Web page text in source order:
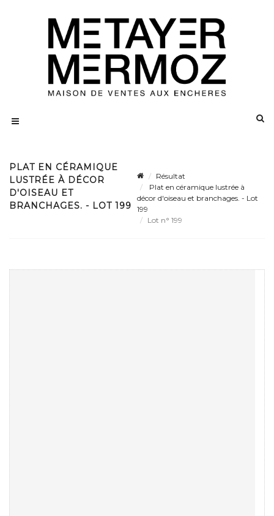
PLAT EN CÉRAMIQUE
LUSTRÉE À DÉCOR
D'OISEAU ET
BRANCHAGES. - LOT 199
Résultat
Plat en céramique lustrée à
décor d'oiseau et branchages. - Lot
199
Lot n° 199